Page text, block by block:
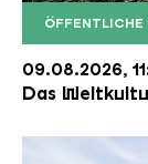
ÖFFENTLICHE
Der
Copyright:
09.08.2026,
Das